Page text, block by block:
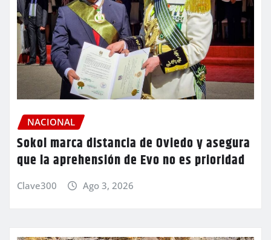
NACIONAL
Sokol marca distancia de Oviedo y asegura
que la aprehensión de Evo no es prioridad
Clave300 Ago 3, 2026